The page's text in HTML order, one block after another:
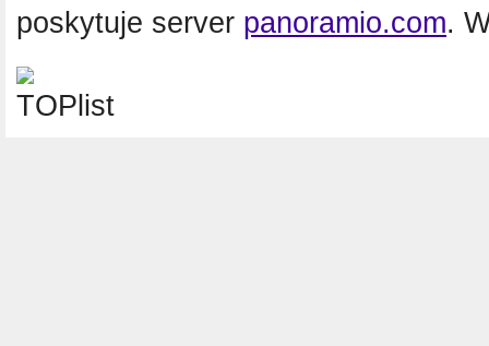
poskytuje server panoramio.com.